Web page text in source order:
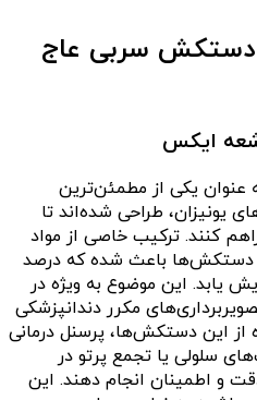
دستکش سربی عاج
ایکس
یکی از مطمئن‌ترین
یونیزان، طراحی شده‌اند تا
کنند. ترکیب خاصی از مواد
دستکش‌ها باعث شده که درصد
بیش از ۹۹٪ افزایش یابد. این موضوع به ویژه در
مکرر دندانپزشکی
از این دستکش‌ها، پرسنل درمانی
سلولی یا تجمع پرتو در
و اطمینان انجام دهند. این